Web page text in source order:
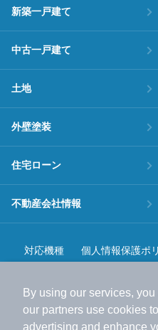
By using our services,
our partners use cookies
advertising and enhance
より使い
アプリで
新築一戸建て
中古一戸建て
土地
外壁塗装
住宅ローン
不動産会社情報
対応機種 個人情報保護ポ